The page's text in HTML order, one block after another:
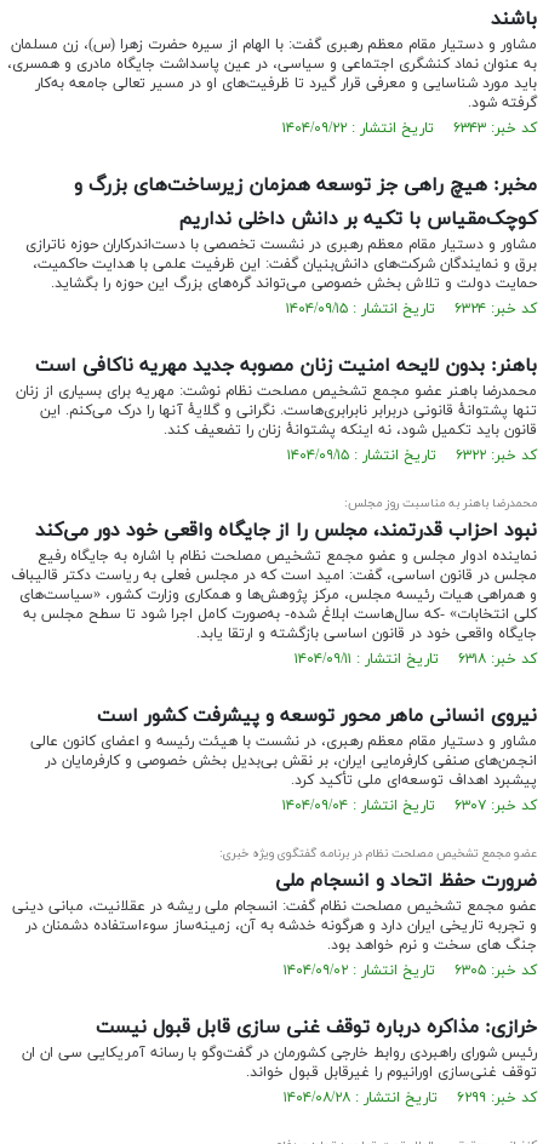
باشند
مشاور و دستیار مقام معظم رهبری گفت: با الهام از سیره حضرت زهرا (س)، زن مسلمان
به عنوان نماد کنشگری اجتماعی و سیاسی، در عین پاسداشت جایگاه مادری و همسری،
باید مورد شناسایی و معرفی قرار گیرد تا ظرفیت‌های او در مسیر تعالی جامعه به‌کار
گرفته شود.
کد خبر: ۶۳۴۳ تاریخ انتشار : ۱۴۰۴/۰۹/۲۲
مخبر: هیچ راهی جز توسعه همزمان زیرساخت‌های بزرگ و
کوچک‌مقیاس با تکیه بر دانش داخلی نداریم
مشاور و دستیار مقام معظم رهبری در نشست تخصصی با دست‌اندرکاران حوزه ناترازی
برق و نمایندگان شرکت‌های دانش‌بنیان گفت: این ظرفیت علمی با هدایت حاکمیت،
حمایت دولت و تلاش بخش خصوصی می‌تواند گره‌های بزرگ این حوزه را بگشاید.
کد خبر: ۶۳۲۴ تاریخ انتشار : ۱۴۰۴/۰۹/۱۵
باهنر: بدون لایحه امنیت زنان مصوبه جدید مهریه ناکافی است
محمدرضا باهنر عضو مجمع تشخیص مصلحت نظام نوشت: مهریه برای بسیاری از زنان
تنها پشتوانهٔ قانونی دربرابر نابرابری‌هاست. نگرانی و گلایهٔ آنها را درک می‌کنم. این
قانون باید تکمیل شود، نه اینکه پشتوانهٔ زنان را تضعیف کند.
کد خبر: ۶۳۲۲ تاریخ انتشار : ۱۴۰۴/۰۹/۱۵
محمدرضا باهنر به مناسبت روز مجلس:
نبود احزاب قدرتمند، مجلس را از جایگاه واقعی خود دور می‌کند
نماینده ادوار مجلس و عضو مجمع تشخیص مصلحت نظام با اشاره به جایگاه رفیع
مجلس در قانون اساسی، گفت: امید است که در مجلس فعلی به ریاست دکتر قالیباف
و همراهی هیات ‌رئیسه مجلس، مرکز پژوهش‌ها و همکاری وزارت کشور، «سیاست‌های
کلی انتخابات» -که سال‌هاست ابلاغ شده- به‌صورت کامل اجرا شود تا سطح مجلس به
جایگاه واقعی خود در قانون اساسی بازگشته و ارتقا یابد.
کد خبر: ۶۳۱۸ تاریخ انتشار : ۱۴۰۴/۰۹/۱۱
نیروی انسانی ماهر محور توسعه و پیشرفت کشور است
مشاور و دستیار مقام معظم رهبری، در نشست با هیئت رئیسه و اعضای کانون عالی
انجمن‌های صنفی کارفرمایی ایران، بر نقش بی‌بدیل بخش خصوصی و کارفرمایان در
پیشبرد اهداف توسعه‌ای ملی تأکید کرد.
کد خبر: ۶۳۰۷ تاریخ انتشار : ۱۴۰۴/۰۹/۰۴
عضو مجمع تشخیص مصلحت نظام در برنامه گفتگوی ویژه خبری:
ضرورت حفظ اتحاد و انسجام ملی
عضو مجمع تشخیص مصلحت نظام گفت: انسجام ملی ریشه در عقلانیت، مبانی دینی
و تجربه تاریخی ایران دارد و هرگونه خدشه به آن، زمینه‌ساز سوءاستفاده دشمنان در
جنگ های سخت و نرم خواهد بود.
کد خبر: ۶۳۰۵ تاریخ انتشار : ۱۴۰۴/۰۹/۰۲
خرازی: مذاکره درباره توقف غنی سازی قابل قبول نیست
رئیس شورای راهبردی روابط خارجی کشورمان در گفت‌و‌گو با رسانه آمریکایی سی ان ان
توقف غنی‌سازی اورانیوم را غیرقابل قبول خواند.
کد خبر: ۶۲۹۹ تاریخ انتشار : ۱۴۰۴/۰۸/۲۸